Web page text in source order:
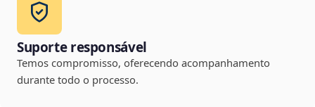
Suporte responsável
Temos compromisso, oferecendo acompanhamento
durante todo o processo.